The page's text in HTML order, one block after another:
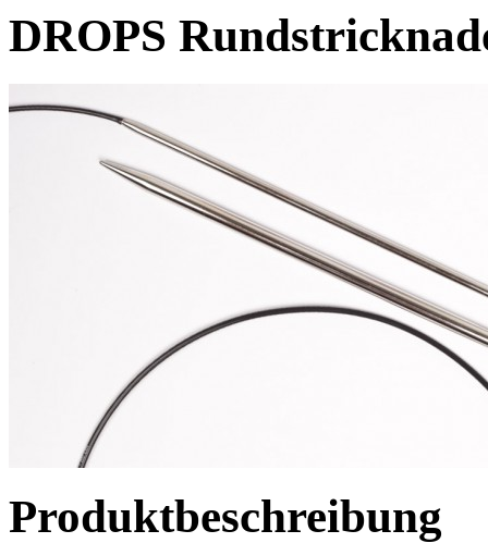
DROPS
Produktbeschreibung